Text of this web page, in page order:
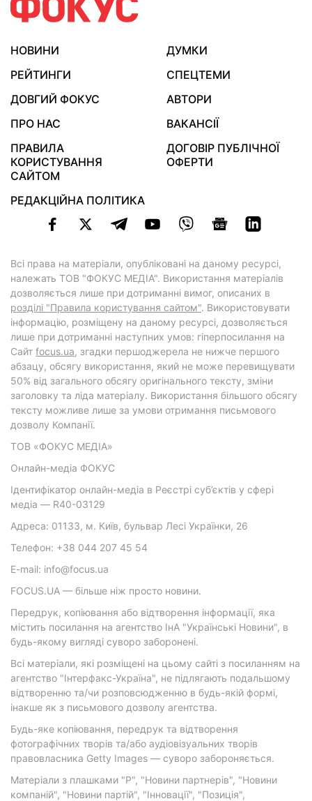
НОВИНИ
ДУМКИ
РЕЙТИНГИ
СПЕЦТЕМИ
ДОВГИЙ ФОКУС
АВТОРИ
ПРО НАС
ВАКАНСІЇ
ПРАВИЛА
КОРИСТУВАННЯ
САЙТОМ
ДОГОВІР ПУБЛІЧНОЇ
ОФЕРТИ
РЕДАКЦІЙНА ПОЛІТИКА
Всі права на матеріали, опубліковані на даному ресурсі,
належать ТОВ "ФОКУС МЕДІА". Використання матеріалів
дозволяється лише при дотриманні вимог, описаних в
розділі "Правила користування сайтом". Використовувати
інформацію, розміщену на даному ресурсі, дозволяється
лише при дотриманні наступних умов: гіперпосилання на
Cайт focus.ua, згадки першоджерела не нижче першого
абзацу, обсягу використання, який не може перевищувати
50% від загального обсягу оригінального тексту, зміни
заголовку та ліда матеріалу. Використання більшого обсягу
тексту можливе лише за умови отримання письмового
дозволу Компанії.
ТОВ «ФОКУС МЕДІА»
Онлайн-медіа ФОКУС
Ідентифікатор онлайн-медіа в Реєстрі суб’єктів у сфері
медіа — R40-03129
Адреса: 01133, м. Київ, бульвар Лесі Українки, 26
Телефон: +38 044 207 45 54
E-mail: info@focus.ua
FOCUS.UA — більше ніж просто новини.
Передрук, копіювання або відтворення інформації, яка
містить посилання на агентство ІнА "Українські Новини", в
будь-якому вигляді суворо заборонені.
Всі матеріали, які розміщені на цьому сайті з посиланням на
агентство "Інтерфакс-Україна", не підлягають подальшому
відтворенню та/чи розповсюдженню в будь-якій формі,
інакше як з письмового дозволу агентства.
Будь-яке копіювання, передрук та відтворення
фотографічних творів та/або аудіовізуальних творів
правовласника Getty Images — суворо забороняється.
Матеріали з плашками "Р", "Новини партнерів", "Новини
компаній", "Новини партій", "Інновації", "Позиція",